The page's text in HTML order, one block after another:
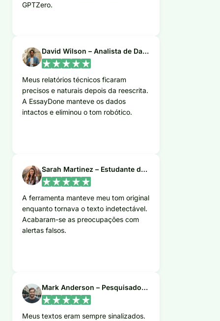
GPTZero.
David Wilson – Analista de Dados
Meus relatórios técnicos ficaram
precisos e naturais depois da reescrita.
A EssayDone manteve os dados
intactos e eliminou o tom robótico.
Sarah Martinez – Estudante de Literatura
A ferramenta manteve meu tom original
enquanto tornava o texto indetectável.
Acabaram-se as preocupações com
alertas falsos.
Mark Anderson – Pesquisador Acadêmico
Meus textos eram sempre sinalizados.